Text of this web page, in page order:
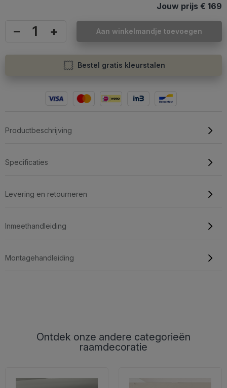
Jouw prijs € 169
– + Aan winkelmandje toevoegen
Bestel gratis kleurstalen
Productbeschrijving
Specificaties
Levering en retourneren
Inmeethandleiding
Montagehandleiding
Ontdek onze andere categorieën
raamdecoratie